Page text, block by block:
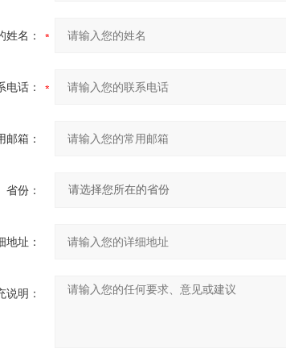
姓名：
电话：
邮箱：
省份：
地址：
说明：